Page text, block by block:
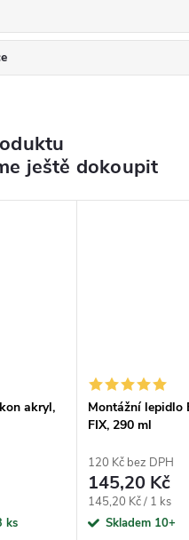
ještě dokoupit
akryl,
ks
Montážní lepidlo
FIX, 290 ml
120 Kč bez DPH
145,20 Kč
Měrná cena:
145,20 Kč / 1 ks
Skladem 10+